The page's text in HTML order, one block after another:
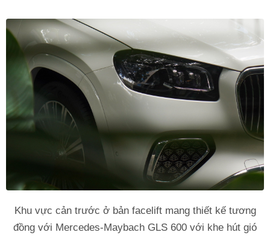
Khu vực cản trước ở bản facelift mang thiết kế tương
đồng với Mercedes-Maybach GLS 600 với khe hút gió